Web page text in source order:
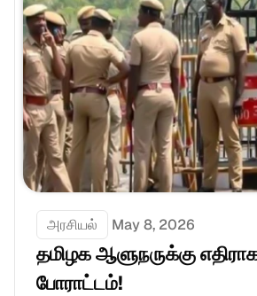
அரசியல் May 8, 2026
தமிழக ஆளுநருக்கு
போராட்டம்!